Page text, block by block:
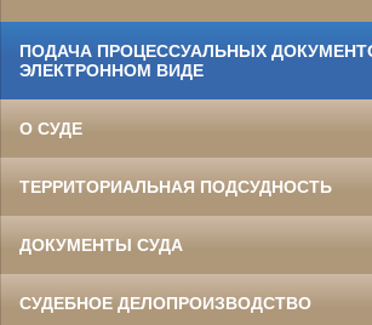
ПОДАЧА ПРОЦЕССУАЛЬНЫХ
ЭЛЕКТРОННОМ ВИДЕ
О СУДЕ
ТЕРРИТОРИАЛЬНАЯ ПОДСУДНОСТЬ
ДОКУМЕНТЫ СУДА
СУДЕБНОЕ ДЕЛОПРОИЗВОДСТВО